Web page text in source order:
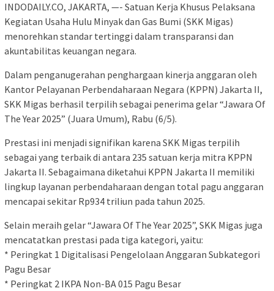
INDODAILY.CO, JAKARTA, —- Satuan Kerja Khusus Pelaksana
Kegiatan Usaha Hulu Minyak dan Gas Bumi (SKK Migas)
menorehkan standar tertinggi dalam transparansi dan
akuntabilitas keuangan negara.
Dalam penganugerahan penghargaan kinerja anggaran oleh
Kantor Pelayanan Perbendaharaan Negara (KPPN) Jakarta II,
SKK Migas berhasil terpilih sebagai penerima gelar “Jawara Of
The Year 2025” (Juara Umum), Rabu (6/5).
Prestasi ini menjadi signifikan karena SKK Migas terpilih
sebagai yang terbaik di antara 235 satuan kerja mitra KPPN
Jakarta II. Sebagaimana diketahui KPPN Jakarta II memiliki
lingkup layanan perbendaharaan dengan total pagu anggaran
mencapai sekitar Rp934 triliun pada tahun 2025.
Selain meraih gelar “Jawara Of The Year 2025”, SKK Migas juga
mencatatkan prestasi pada tiga kategori, yaitu:
* Peringkat 1 Digitalisasi Pengelolaan Anggaran Subkategori
Pagu Besar
* Peringkat 2 IKPA Non-BA 015 Pagu Besar